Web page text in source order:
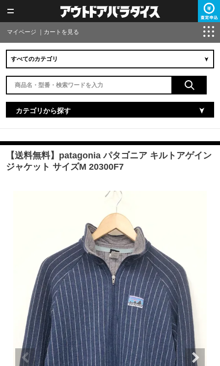
マイページ カートを見る
カテゴリから探す
【送料無料】patagonia パタゴニア キルトアゲイン
ジャケット サイズM 20300F7